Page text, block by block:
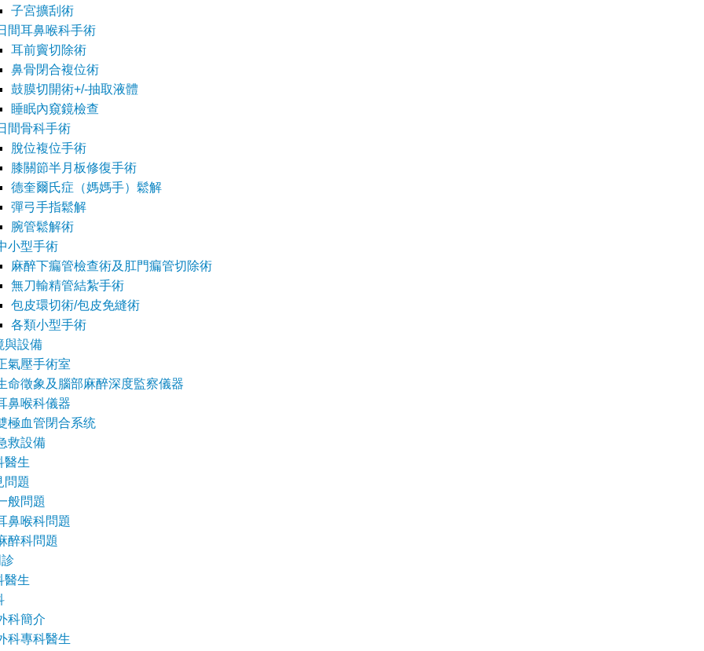
子宮擴刮術
間耳鼻喉科手術
耳前竇切除術
鼻骨閉合複位術
鼓膜切開術+/-抽取液體
睡眠內窺鏡檢查
間骨科手術
脫位複位手術
膝關節半月板修復手術
德奎爾氏症（媽媽手）鬆解
彈弓手指鬆解
腕管鬆解術
小型手術
麻醉下瘺管檢查術及肛門瘺管切除術
無刀輸精管結紮手術
包皮環切術/包皮免縫術
各類小型手術
與設備
氣壓手術室
命徵象及腦部麻醉深度監察儀器
鼻喉科儀器
極血管閉合系统
救設備
醫生
問題
般問題
鼻喉科問題
醉科問題
醫生
科簡介
科專科醫生